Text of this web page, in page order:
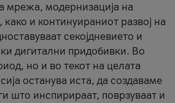
мрежа, модернизација на
како и континуираниот развој на
секојдневието и
дигитални придобивки. Во
но и во текот на целата
останува иста, да создаваме
што инспирираат, поврзуваат и